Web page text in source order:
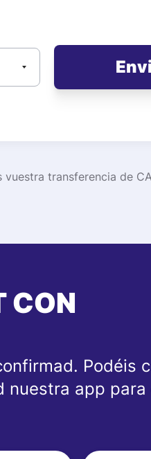
transferencia de
CON
Podéis
nuestra app